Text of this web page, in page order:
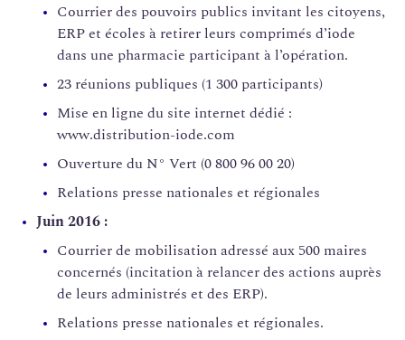
Courrier des pouvoirs publics invitant les citoyens,
ERP et écoles à retirer leurs comprimés d’iode
dans une pharmacie participant à l’opération.
23 réunions publiques (1 300 participants)
Mise en ligne du site internet dédié :
www.distribution-iode.com
Ouverture du N° Vert (0 800 96 00 20)
Relations presse nationales et régionales
Juin 2016 :
Courrier de mobilisation adressé aux 500 maires
concernés (incitation à relancer des actions auprès
de leurs administrés et des ERP).
Relations presse nationales et régionales.